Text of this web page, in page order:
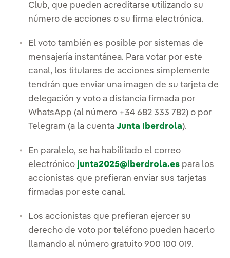
Club, que pueden acreditarse utilizando su
número de acciones o su firma electrónica.
El voto también es posible por sistemas de
mensajería instantánea. Para votar por este
canal, los titulares de acciones simplemente
tendrán que enviar una imagen de su tarjeta de
delegación y voto a distancia firmada por
WhatsApp (al número +34 682 333 782) o por
Telegram (a la cuenta Junta Iberdrola).
En paralelo, se ha habilitado el correo
electrónico junta2025@iberdrola.es para los
accionistas que prefieran enviar sus tarjetas
firmadas por este canal.
Los accionistas que prefieran ejercer su
derecho de voto por teléfono pueden hacerlo
llamando al número gratuito 900 100 019.